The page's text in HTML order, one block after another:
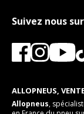
Suivez nous
ALLOPNEUS,
Allopneus,